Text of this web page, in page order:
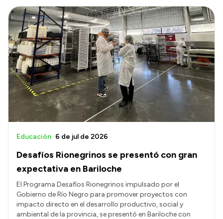
Desafíos Rionegrinos se presentó con gran
expectativa en Bariloche
Educación 6 de jul de 2026
El Programa Desafíos Rionegrinos impulsado por el
Gobierno de Río Negro para promover proyectos con
impacto directo en el desarrollo productivo, social y
ambiental de la provincia, se presentó en Bariloche con